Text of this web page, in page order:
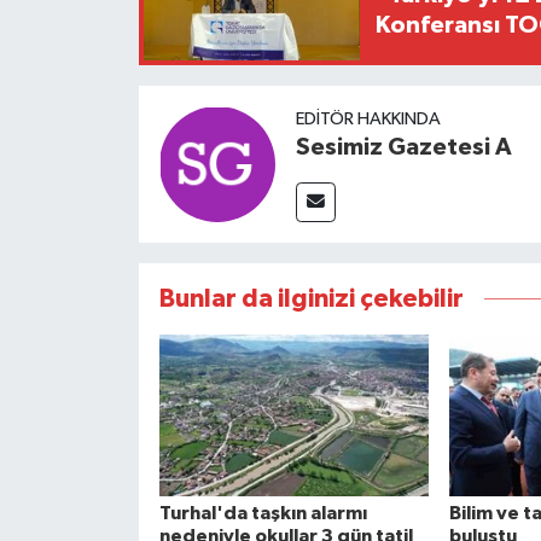
Konferansı
EDITÖR HAKKINDA
Sesimiz Gazetesi A
Bunlar da ilginizi çekebilir
Turhal'da taşkın alarmı
nedeniyle okullar 3 gün tatil
Bilim ve
buluştu